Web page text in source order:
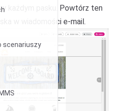
scenariuszy
każdym pasku. Powtórz ten
w wiadomości e-mail.